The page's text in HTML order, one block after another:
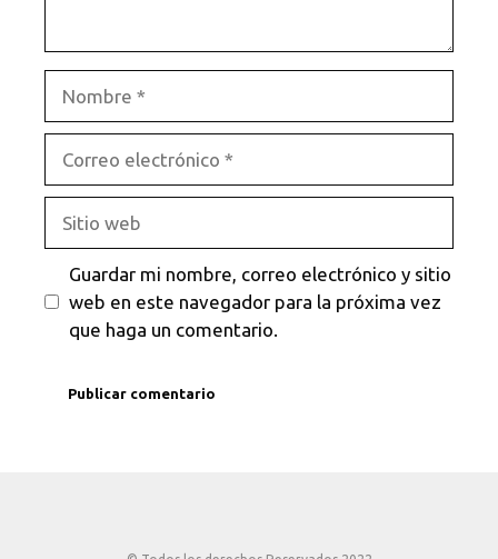
electrónico
web
Guardar mi nombre, correo electrónico y sitio
web en este navegador para la próxima vez
que haga un comentario.